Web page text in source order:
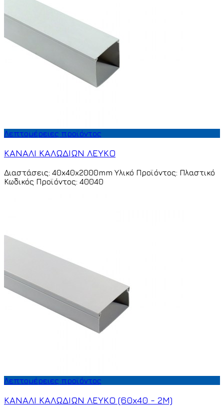
Λεπτομέρειες προϊόντος
ΚΑΝΑΛΙ ΚΑΛΩΔΙΩΝ ΛΕΥΚΟ
Διαστάσεις: 40x40x2000mm Υλικό Προϊόντος: Πλαστικό
Κωδικός Προϊόντος: 40040
Λεπτομέρειες προϊόντος
ΚΑΝΑΛΙ ΚΑΛΩΔΙΩΝ ΛΕΥΚΟ (60x40 - 2M)